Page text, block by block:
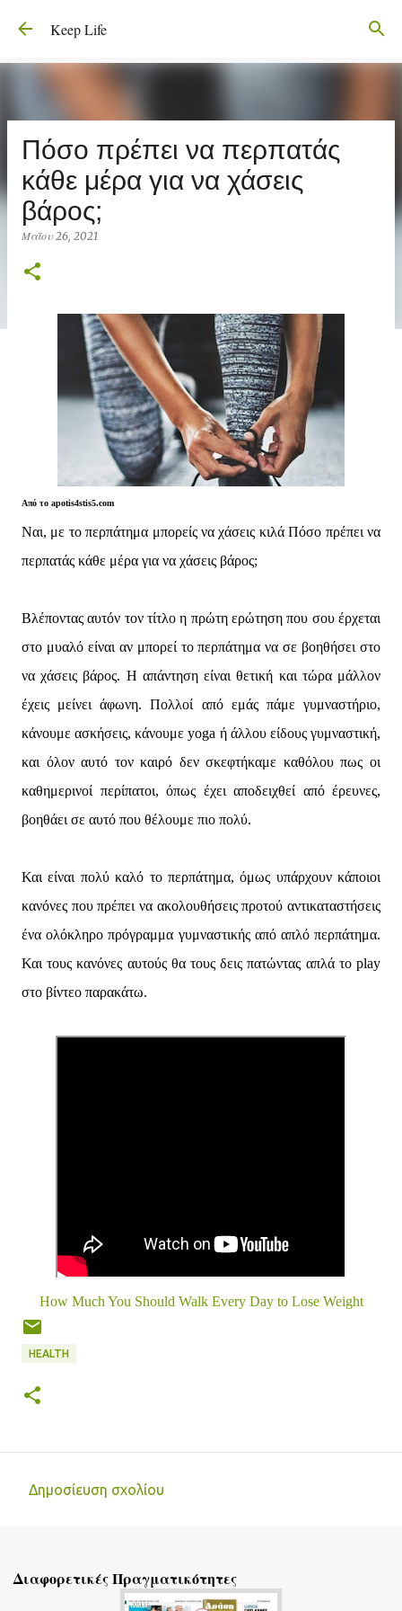
Μετάβαση στο κύριο περιεχόμενο
Keep Life
Πόσο πρέπει να περπατάς
κάθε μέρα για να χάσεις
βάρος;
Μαΐου 26, 2021
Από το apotis4stis5.com
Ναι, με το περπάτημα μπορείς να χάσεις κιλά Πόσο πρέπει να
περπατάς κάθε μέρα για να χάσεις βάρος;
Βλέποντας αυτόν τον τίτλο η πρώτη ερώτηση που σου έρχεται
στο μυαλό είναι αν μπορεί το περπάτημα να σε βοηθήσει στο
να χάσεις βάρος. Η απάντηση είναι θετική και τώρα μάλλον
έχεις μείνει άφωνη. Πολλοί από εμάς πάμε γυμναστήριο,
κάνουμε ασκήσεις, κάνουμε yoga ή άλλου είδους γυμναστική,
και όλον αυτό τον καιρό δεν σκεφτήκαμε καθόλου πως οι
καθημερινοί περίπατοι, όπως έχει αποδειχθεί από έρευνες,
βοηθάει σε αυτό που θέλουμε πιο πολύ.
Και είναι πολύ καλό το περπάτημα, όμως υπάρχουν κάποιοι
κανόνες που πρέπει να ακολουθήσεις προτού αντικαταστήσεις
ένα ολόκληρο πρόγραμμα γυμναστικής από απλό περπάτημα.
Και τους κανόνες αυτούς θα τους δεις πατώντας απλά το play
στο βίντεο παρακάτω.
How Much You Should Walk Every Day to Lose Weight
HEALTH
λ
Δημοσίευση σχολίου
Διαφορετικές Πραγματικότητες